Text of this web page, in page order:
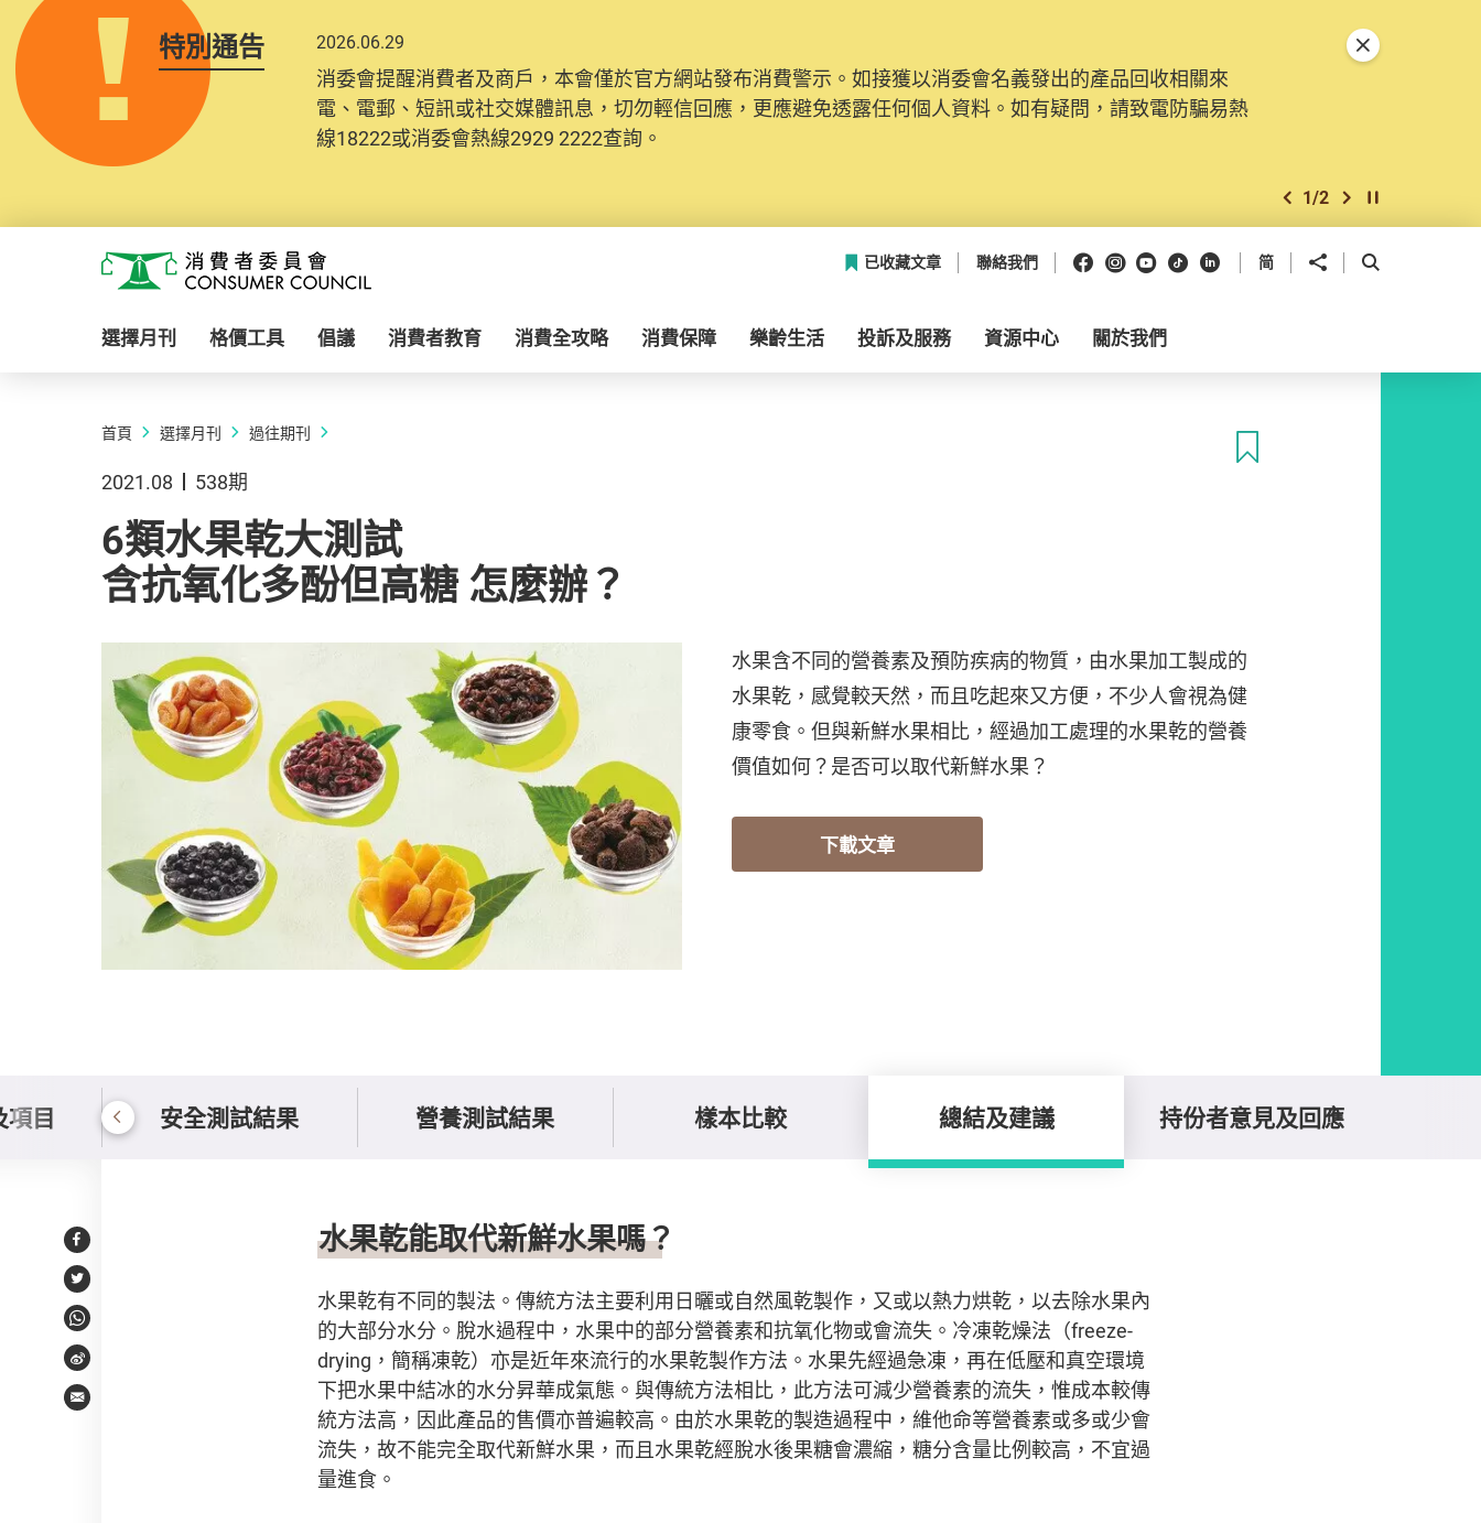
特別通告 2026.06.29
消委會提醒消費者及商戶，本會僅於官方網站發布消費警示。如接獲以消委會名義發出的產品回收相關來
電、電郵、短訊或社交媒體訊息，切勿輕信回應，更應避免透露任何個人資料。如有疑問，請致電防騙易熱
線18222或消委會熱線2929 2222查詢。
上一個
1/2 下一個開始/暫停幻燈
關閉特別通告
消費者委員會
已收藏文章 聯絡我們 Facebook
Instagram
Youtube
抖音領英 简 分享到 開啟搜尋框
選擇月刊 格價工具 倡議 消費者教育 消費全攻略 消費保障 樂齡生活 投訴及服務 資源中心 關於我們
首頁 選擇月刊 過往期刊
2021.08 538期
6類水果乾大測試
含抗氧化多酚但高糖 怎麼辦？
水果含不同的營養素及預防疾病的物質，由水果加工製成的
水果乾，感覺較天然，而且吃起來又方便，不少人會視為健
康零食。但與新鮮水果相比，經過加工處理的水果乾的營養
價值如何？是否可以取代新鮮水果？
下載文章
項目 安全測試結果 營養測試結果 樣本比較 總結及建議 持份者意見及回應
Facebook
Twitter
WhatsApp
Weibo
Email
水果乾能取代新鮮水果嗎？
水果乾有不同的製法。傳統方法主要利用日曬或自然風乾製作，又或以熱力烘乾，以去除水果內
的大部分水分。脫水過程中，水果中的部分營養素和抗氧化物或會流失。冷凍乾燥法（freeze-
drying，簡稱凍乾）亦是近年來流行的水果乾製作方法。水果先經過急凍，再在低壓和真空環境
下把水果中結冰的水分昇華成氣態。與傳統方法相比，此方法可減少營養素的流失，惟成本較傳
統方法高，因此產品的售價亦普遍較高。由於水果乾的製造過程中，維他命等營養素或多或少會
流失，故不能完全取代新鮮水果，而且水果乾經脫水後果糖會濃縮，糖分含量比例較高，不宜過
量進食。